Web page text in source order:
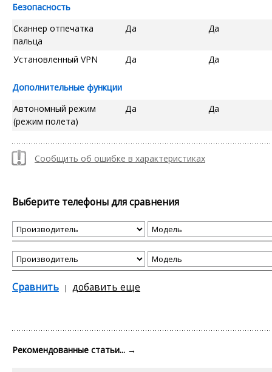
Безопасность
Сканнер отпечатка
пальца
Да Да
Установленный VPN Да Да
Дополнительные функции
Автономный режим
(режим полета)
Да Да
Сообщить об ошибке в характеристиках
Выберите телефоны для сравнения
Сравнить добавить еще
Рекомендованные статьи... →